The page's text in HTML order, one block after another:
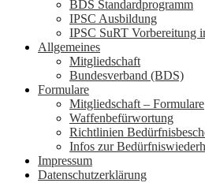
BDS Standardprogramm
IPSC Ausbildung
IPSC SuRT Vorbereitung
Allgemeines
Mitgliedschaft
Bundesverband (BDS)
Formulare
Mitgliedschaft – Formulare
Waffenbefürwortung
Richtlinien
Infos zur
Impressum
Datenschutzerklärung